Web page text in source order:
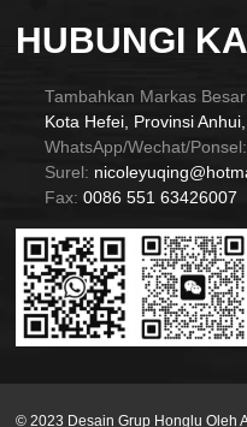
HUBUNGI
Tambahkan Markas
Kota Hefei, Provinsi
WhatsApp/Wechat/Ponsel:
Surel:
Fax: 0086 551 63426007
© 2023 Desain Grup Honglu Oleh